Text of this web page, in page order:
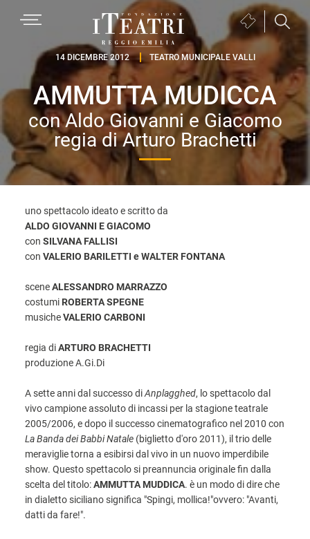
navigazione
primaria
principale
pagina
Fondazione
I
Teatri
Reggio
Emilia
Biglietteria
(si
apre
una
nuova
finestra)
14 DICEMBRE 2012 TEATRO MUNICIPALE VALLI
AMMUTTA MUDICCA
con Aldo Giovanni e Giacomo
regia di Arturo Brachetti
uno spettacolo ideato e scritto da
ALDO GIOVANNI E GIACOMO
con SILVANA FALLISI
con VALERIO BARILETTI e WALTER FONTANA
sceneALESSANDRO MARRAZZO
costumi ROBERTA SPEGNE
musicheVALERIO CARBONI
regia diARTURO BRACHETTI
produzione A.Gi.Di
A sette anni dal successo diAnplagghed, lo spettacolo dal
vivo campione assoluto di incassi per la stagione teatrale
2005/2006, e dopo il successo cinematografico nel 2010 con
La Banda dei Babbi Natale (biglietto d'oro 2011), il trio delle
meraviglie torna a esibirsi dal vivo in un nuovo imperdibile
show. Questo spettacolo si preannuncia originale fin dalla
scelta del titolo:AMMUTTA MUDDICA. è un modo di dire che
in dialetto siciliano significa "Spingi, mollica!"ovvero: "Avanti,
datti da fare!".